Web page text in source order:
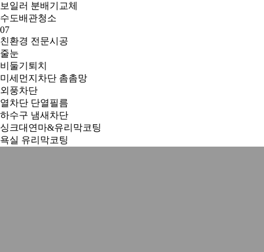
보일러 분배기교체
수도배관청소
07
친환경 전문시공
줄눈
비둘기퇴치
미세먼지차단 촘촘망
외풍차단
열차단 단열필름
하수구 냄새차단
싱크대연마&유리막코팅
욕실 유리막코팅